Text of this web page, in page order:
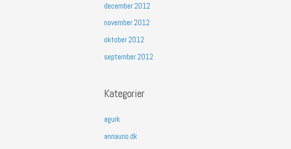
december 2012
november 2012
oktober 2012
september 2012
Kategorier
agurk
annauno.dk